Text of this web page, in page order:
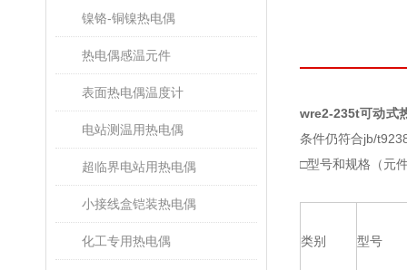
镍铬-铜镍热电偶
热电偶感温元件
表面热电偶温度计
电站测温用热电偶
超临界电站用热电偶
小接线盒铠装热电偶
化工专用热电偶
wre2-235t可动式
条件仍符合jb/
□型号和规格（元
类别 型号